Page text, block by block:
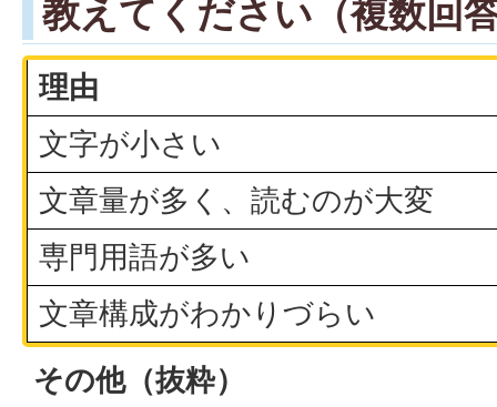
教えてください（複数回
理由
文字が小さい
文章量が多く、読むのが大変
専門用語が多い
文章構成がわかりづらい
その他（抜粋）